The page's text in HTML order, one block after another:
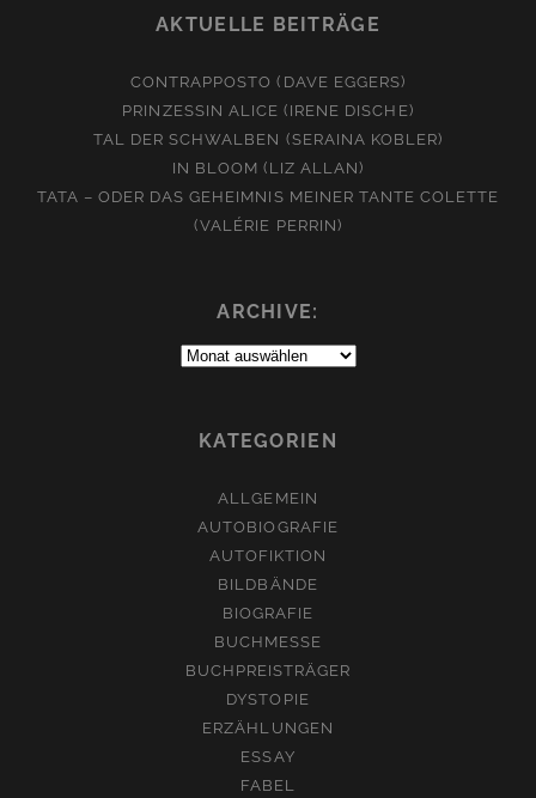
AKTUELLE BEITRÄGE
CONTRAPPOSTO (DAVE EGGERS)
PRINZESSIN ALICE (IRENE DISCHE)
TAL DER SCHWALBEN (SERAINA KOBLER)
IN BLOOM (LIZ ALLAN)
TATA – ODER DAS GEHEIMNIS MEINER TANTE COLETTE
(VALÉRIE PERRIN)
ARCHIVE:
Archive:
KATEGORIEN
ALLGEMEIN
AUTOBIOGRAFIE
AUTOFIKTION
BILDBÄNDE
BIOGRAFIE
BUCHMESSE
BUCHPREISTRÄGER
DYSTOPIE
ERZÄHLUNGEN
ESSAY
FABEL